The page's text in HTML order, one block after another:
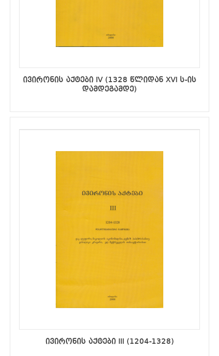
ივირონის აქტები IV (1328 წლიდან XVI ს-ის
დამდეგამდე)
ივირონის აქტები III (1204-1328)